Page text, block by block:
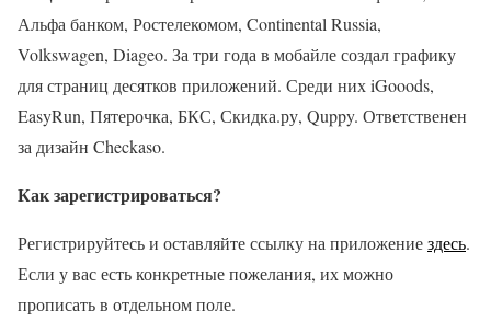
Альфа банком, Ростелекомом, Continental Russia,
Volkswagen, Diageo. За три года в мобайле создал графику
для страниц десятков приложений. Среди них iGooods,
EasyRun, Пятерочка, БКС, Скидка.ру, Quppy. Ответственен
за дизайн Checkaso.
Как зарегистрироваться?
Регистрируйтесь и оставляйте ссылку на приложениездесь.
Если у вас есть конкретные пожелания, их можно
прописать в отдельном поле.